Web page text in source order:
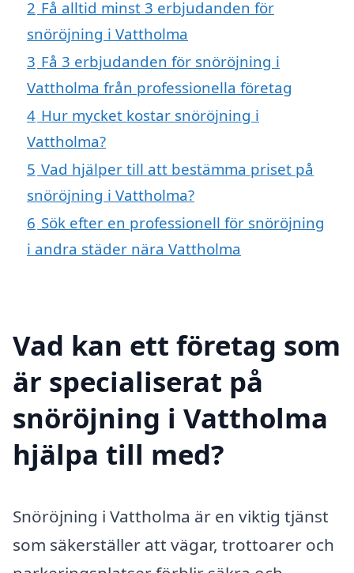
2 Få alltid minst 3 erbjudanden för
snöröjning i Vattholma
3 Få 3 erbjudanden för snöröjning i
Vattholma från professionella företag
4 Hur mycket kostar snöröjning i
Vattholma?
5 Vad hjälper till att bestämma priset på
snöröjning i Vattholma?
6 Sök efter en professionell för snöröjning
i andra städer nära Vattholma
Vad kan ett företag som
är specialiserat på
snöröjning i Vattholma
hjälpa till med?
Snöröjning i Vattholma är en viktig tjänst
som säkerställer att vägar, trottoarer och